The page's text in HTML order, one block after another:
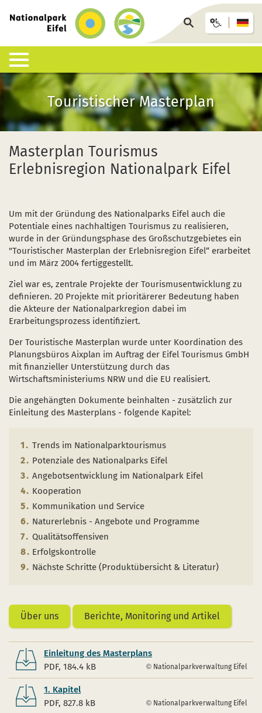
Startseite
Seite
durchsuchen
Lebensraum Nationalpark
Was ist ein Nationalpark?
Besondere Tiere und Pflanzen
Artenliste
Geologie, Böden und Klima
Forschung im Nationalpark
Naturentwicklung
Absterbende Fichten machen Platz für heimische
Der Wolf kehrt zurück
Nationalpark erleben
Veranstaltungen
Aktuelles
Geführte Wanderungen
Wandervorschläge
Wildnis-Trail
Kinder, Jugendliche und Familien
Schulen und Kitas
Barrierefrei unterwegs
Sternenpark
Erlebnisregion Nationalpark Eifel
Infohäuser & Einrichtungen
Nationalpark-Zentrum Eifel
Nationalpark-Tore
Nationalpark-Infopunkte
Natur-Erlebnis-Treff (NEsT) Jugendwaldheim
Nationalpark-Schulen
Nationalpark-Kitas
Anreise & Unterkunft
Anreise
Nationalpark-Gastgeber
Arrangements & Pauschalen
Fahrtziel Natur
Infothek
Pressemitteilungen
Sozioökonomisches Monitoring
Downloads
Einsatz von Drohnen
Fan-Artikel zum Nationalpark
Bücher und Karten
Kurzfilme
Afrikanische Schweinepest
FAQ
einem neuen Fenster)
sich in einem neuen Fenster)
sich in einem neuen Fenster)
Touristischer Masterplan
Masterplan Tourismus
Erlebnisregion Nationalpark Eifel
Um mit der Gründung des Nationalparks Eifel auch die
Potentiale eines nachhaltigen Tourismus zu realisieren,
wurde in der Gründungsphase des Großschutzgebietes ein
"Touristischer Masterplan der Erlebnisregion Eifel“ erarbeitet
und im März 2004 fertiggestellt.
Ziel war es, zentrale Projekte der Tourismusentwicklung zu
definieren. 20 Projekte mit prioritärerer Bedeutung haben
die Akteure der Nationalparkregion dabei im
Erarbeitungsprozess identifiziert.
Der Touristische Masterplan wurde unter Koordination des
Planungsbüros Aixplan im Auftrag der Eifel Tourismus GmbH
mit finanzieller Unterstützung durch das
Wirtschaftsministeriums NRW und die EU realisiert.
Die angehängten Dokumente beinhalten - zusätzlich zur
Einleitung des Masterplans - folgende Kapitel:
Trends im Nationalparktourismus
Potenziale des Nationalparks Eifel
Angebotsentwicklung im Nationalpark Eifel
Kooperation
Kommunikation und Service
Naturerlebnis - Angebote und Programme
Qualitätsoffensiven
Erfolgskontrolle
Nächste Schritte (Produktübersicht & Literatur)
Über uns Berichte, Monitoring und Artikel
Einleitung des Masterplans
PDF, 184.4 kB
Nationalparkverwaltung Eifel
1. Kapitel
PDF, 827.8 kB
Nationalparkverwaltung Eifel